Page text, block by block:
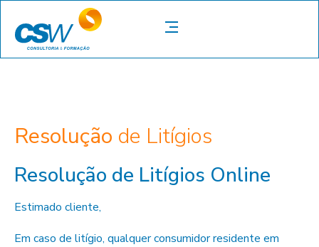
Resolução de Litígios
Resolução de Litígios Online
Estimado cliente,
Em caso de litígio, qualquer consumidor residente em